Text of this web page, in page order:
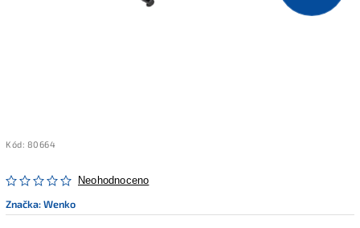
Kód: 80664
Neohodnoceno
Značka:Wenko